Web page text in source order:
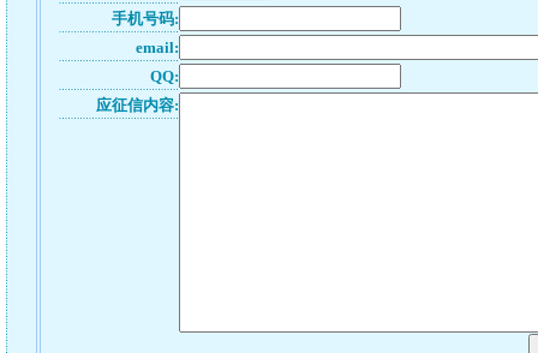
手机号码:
email:
QQ:
应征信内容: